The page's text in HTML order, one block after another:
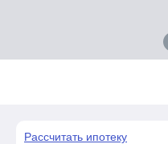
Рассчитать ипотеку